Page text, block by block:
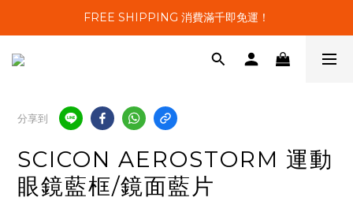
FREE SHIPPING 消費滿千即免運！
分享到
SCICON AEROSTORM 運動
眼鏡藍框/鏡面藍片